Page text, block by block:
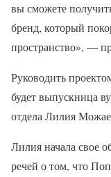
вы сможете
бренд, который
пространство», —
Руководить
будет выпускница
отдела Лилия
Лилия начала свое
речей о том, что